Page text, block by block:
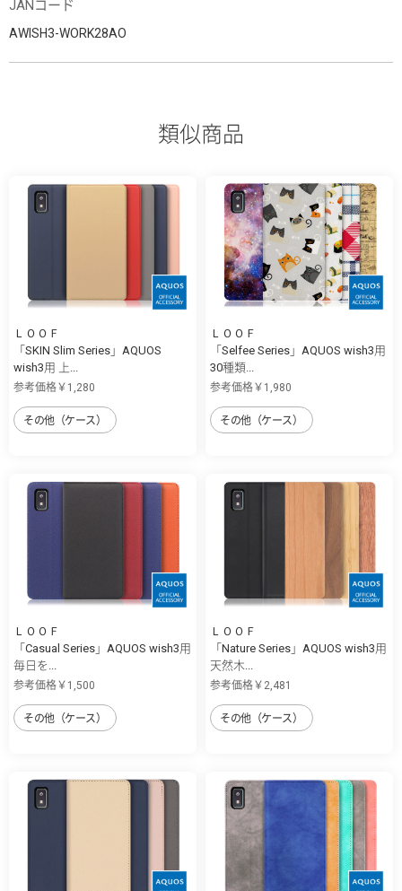
JANコード
AWISH3-WORK28AO
類似商品
ＬＯＯＦ
「SKIN Slim Series」AQUOS
wish3用 上...
参考価格￥1,280
その他（ケース）
ＬＯＯＦ
「Selfee Series」AQUOS wish3用
30種類...
参考価格￥1,980
その他（ケース）
ＬＯＯＦ
「Casual Series」AQUOS wish3用
毎日を...
参考価格￥1,500
その他（ケース）
ＬＯＯＦ
「Nature Series」AQUOS wish3用
天然木...
参考価格￥2,481
その他（ケース）